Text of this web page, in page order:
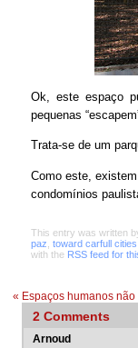
Ok, este espaço
pequenas
Trata-se de um
Como este,
condomínios
This entry was written
paz toward carfull
with the RSS feed for
« Espaços humanos
2 Comments
Arnoud